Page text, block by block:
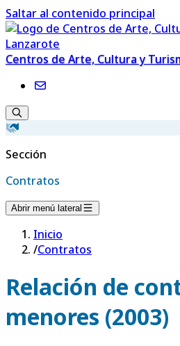
Saltar al contenido principal
Centros de Arte, Cultura y
Sección
Contratos
Abrir menú lateral
Inicio
/Contratos
Relación de
menores (2003)